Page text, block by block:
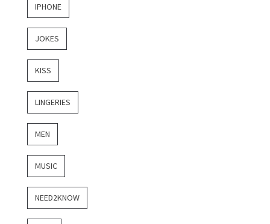
IPHONE
JOKES
KISS
LINGERIES
MEN
MUSIC
NEED2KNOW